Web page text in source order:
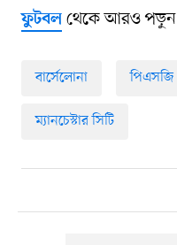
ফুটবলথেকে আরও পড়ুন
বার্সেলোনা পিএসজি
ম্যানচেস্টার সিটি